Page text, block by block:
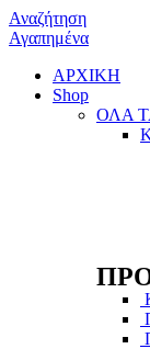
Αναζήτηση
Αγαπημένα
ΑΡΧΙΚΗ
Shop
ΟΛΑ